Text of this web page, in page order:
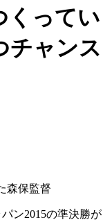
くってい
チャンス
森保監督
ン2015の準決勝が